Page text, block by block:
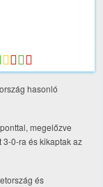
hasonló
megelőzve
0-ra és kikaptak az
és